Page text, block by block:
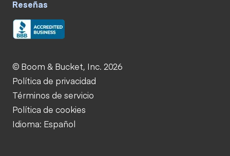
Reseñas
© Boom & Bucket, Inc. 2026
Política de privacidad
Términos de servicio
Política de cookies
Idioma: Español